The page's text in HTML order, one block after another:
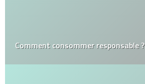
Comment consommer responsable ?